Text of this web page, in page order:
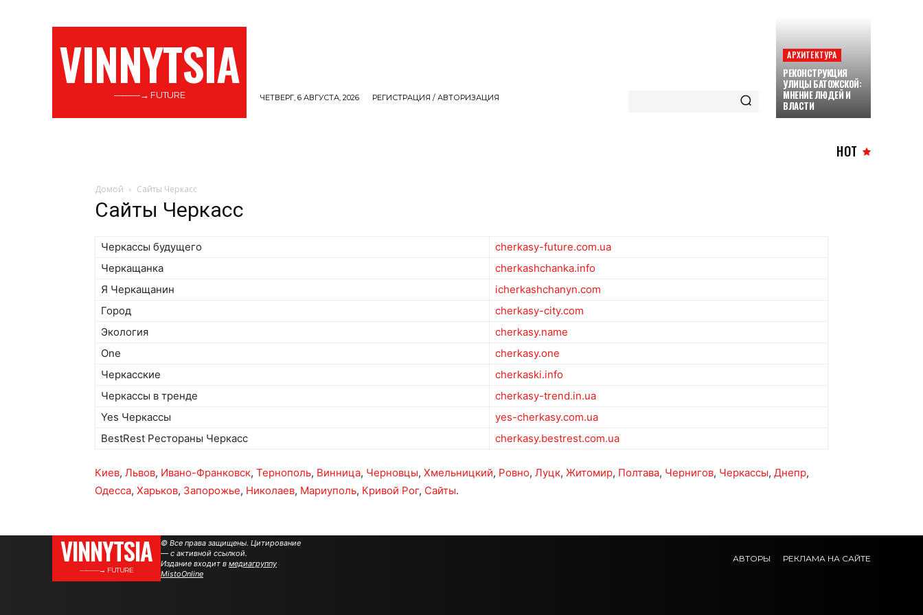
VINNYTSIA
———→ FUTURE ЧЕТВЕРГ, 6 АВГУСТА, 2026 РЕГИСТРАЦИЯ / АВТОРИЗАЦИЯ
АРХИТЕКТУРА
РЕКОНСТРУКЦИЯ
УЛИЦЫ БАТОЖСКОЙ:
МНЕНИЕ ЛЮДЕЙ И
ВЛАСТИ
HOT
Домой Сайты Черкасс
Сайты Черкасс
Черкассы будущего
cherkasy-future.com.ua
Черкащанка
cherkashchanka.info
Я Черкащанин
icherkashchanyn.com
Город
cherkasy-city.com
Экология
cherkasy.name
One
cherkasy.one
Черкасские
cherkaski.info
Черкассы в тренде
cherkasy-trend.in.ua
Yes Черкассы
yes-cherkasy.com.ua
BestRest Рестораны Черкасс
cherkasy.bestrest.com.ua
Киев, Львов, Ивано-Франковск, Тернополь, Винница, Черновцы, Хмельницкий, Ровно, Луцк, Житомир, Полтава, Чернигов, Черкассы, Днепр,
Одесса, Харьков, Запорожье, Николаев, Мариуполь, Кривой Рог, Сайты.
VINNYTSIA
———→ FUTURE
© Все права защищены. Цитирование
— с активной ссылкой.
Издание входит в медиагруппу
MistoOnline
АВТОРЫ РЕКЛАМА НА САЙТЕ